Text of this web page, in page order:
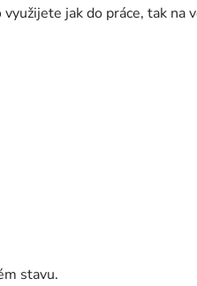
jak do práce, tak na
stavu.